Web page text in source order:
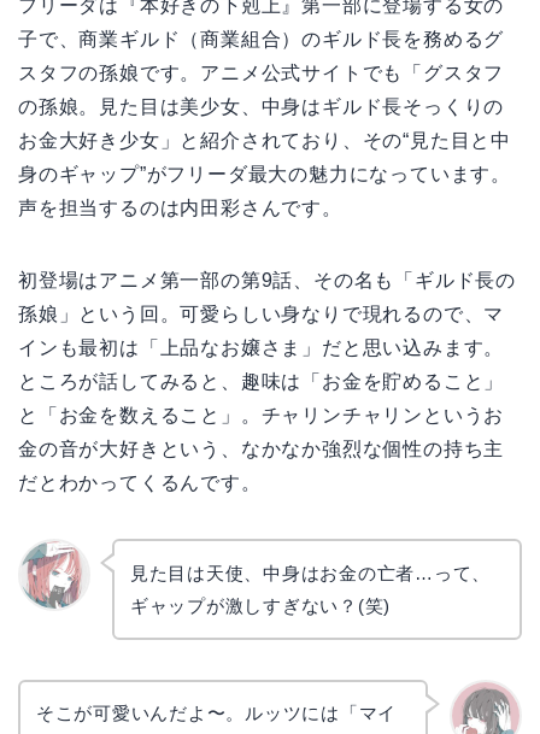
フリーダは『本好きの下剋上』第一部に登場する女の
子で、商業ギルド（商業組合）のギルド長を務めるグ
スタフの孫娘です。アニメ公式サイトでも「グスタフ
の孫娘。見た目は美少女、中身はギルド長そっくりの
お金大好き少女」と紹介されており、その“見た目と中
身のギャップ”がフリーダ最大の魅力になっています。
声を担当するのは内田彩さんです。
初登場はアニメ第一部の第9話、その名も「ギルド長の
孫娘」という回。可愛らしい身なりで現れるので、マ
インも最初は「上品なお嬢さま」だと思い込みます。
ところが話してみると、趣味は「お金を貯めること」
と「お金を数えること」。チャリンチャリンというお
金の音が大好きという、なかなか強烈な個性の持ち主
だとわかってくるんです。
見た目は天使、中身はお金の亡者…って、
ギャップが激しすぎない？(笑)
そこが可愛いんだよ〜。ルッツには「マイ